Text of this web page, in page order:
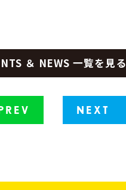
＆ NEWS 一覧を見る
NEXT